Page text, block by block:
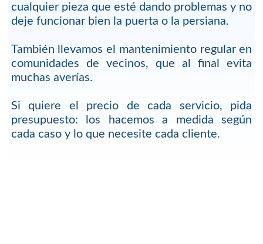
cualquier pieza que esté dando problemas y no
deje funcionar bien la puerta o la persiana.
También llevamos el mantenimiento regular en
comunidades de vecinos, que al final evita
muchas averías.
Si quiere el precio de cada servicio, pida
presupuesto: los hacemos a medida según
cada caso y lo que necesite cada cliente.